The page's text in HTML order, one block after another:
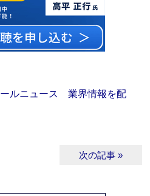
ルニュース 業界情報を配
次の記事 »